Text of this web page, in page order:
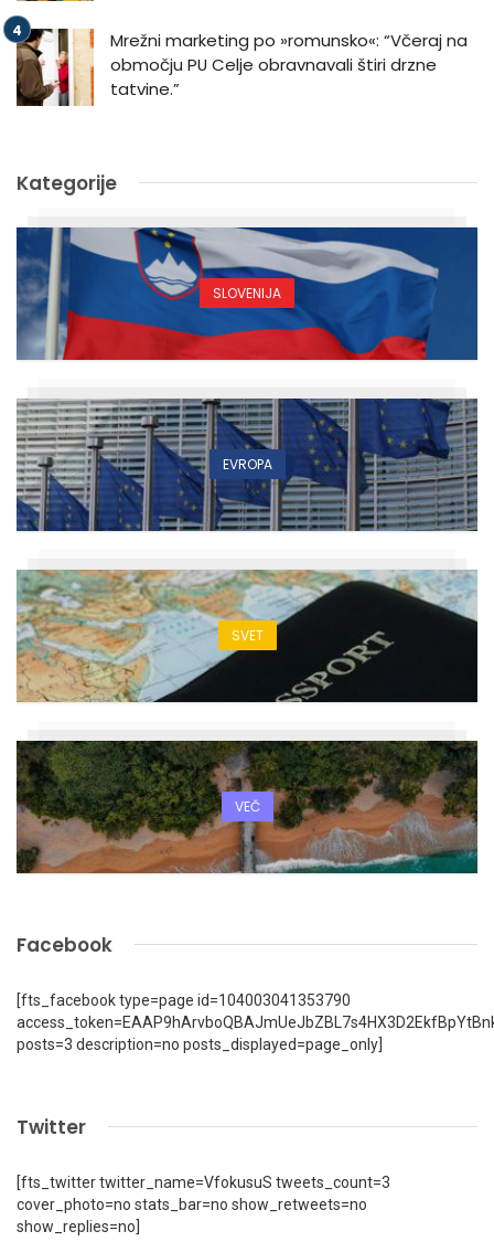
Mrežni marketing po »romunsko«: “Včeraj na
območju PU Celje obravnavali štiri drzne
tatvine.”
Kategorije
SLOVENIJA
EVROPA
SVET
VEČ
Facebook
[fts_facebook type=page id=104003041353790
posts=3 description=no posts_displayed=page_only]
Twitter
[fts_twitter twitter_name=VfokusuS tweets_count=3
cover_photo=no stats_bar=no show_retweets=no
show_replies=no]